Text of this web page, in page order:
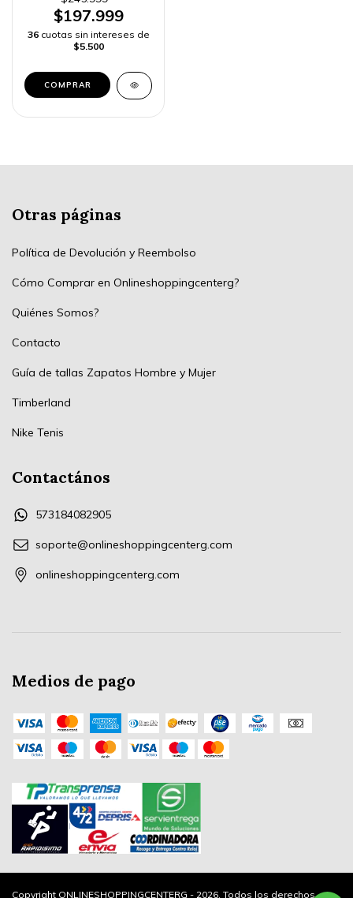
$197.999
36 cuotas sin intereses de
$5.500
COMPRAR
Otras páginas
Política de Devolución y Reembolso
Cómo Comprar en Onlineshoppingcenterg?
Quiénes Somos?
Contacto
Guía de tallas Zapatos Hombre y Mujer
Timberland
Nike Tenis
Contactános
573184082905
soporte@onlineshoppingcenterg.com
onlineshoppingcenterg.com
Medios de pago
Copyright ONLINESHOPPINGCENTERG - 2026. Todos los derechos